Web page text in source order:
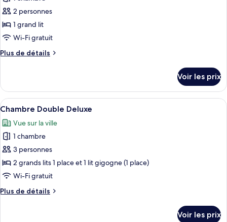
avec
lits
jumeaux
Classique
ou
avec
jumeaux
photos
pour
ce
type
de
Chambre
Double,
1
grand
lit
2 personnes
1 grand lit
Wi-Fi gratuit
Plus de détails
Plus
le
type
de
Chambre
Double,
grand
lit
Voir les prix
Afficher
toutes
les
photos
pour
ce
type
chambre :
Une chambre avec un lit, une
3
Chambre Double Deluxe
Vue sur la ville
1 chambre
3 personnes
2 grands lits 1 place et 1 lit gigogne (1 place)
Wi-Fi gratuit
Plus de détails
Plus
Voir les prix